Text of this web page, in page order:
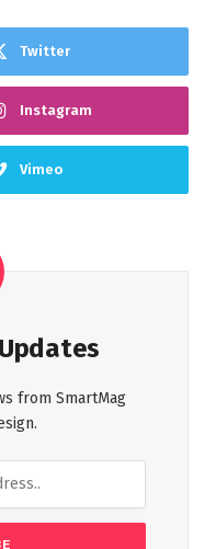
Twitter
Instagram
Vimeo
from SmartMag